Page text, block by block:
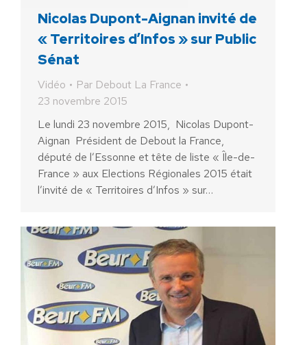
Nicolas Dupont-Aignan invité de
« Territoires d’Infos » sur Public
Sénat
Vidéo Par Debout La France
23 novembre 2015
Le lundi 23 novembre 2015, Nicolas Dupont-
Aignan Président de Debout la France,
député de l’Essonne et tête de liste « Île-de-
France » aux Elections Régionales 2015 était
l’invité de « Territoires d’Infos » sur…